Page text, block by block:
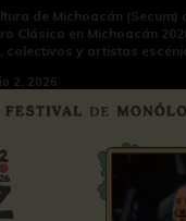
de Michoacán (Secum)
Clásico en Michoacán
y artistas
2, 2026